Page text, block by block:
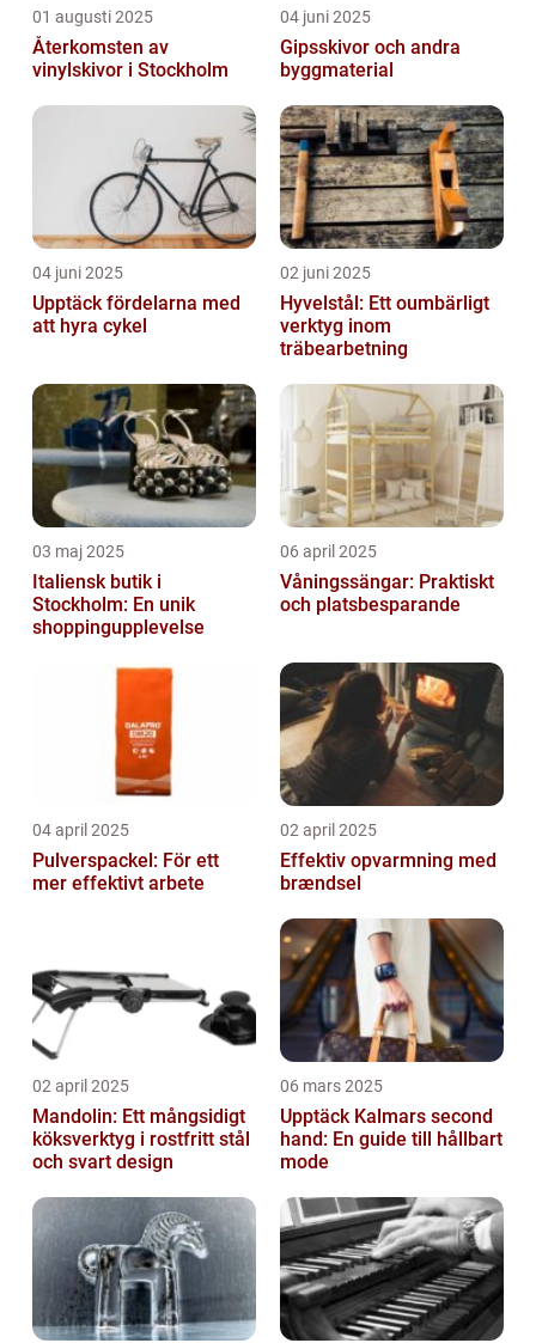
01 augusti 2025
Återkomsten av
vinylskivor i Stockholm
04 juni 2025
Gipsskivor och andra
byggmaterial
04 juni 2025
Upptäck fördelarna med
att hyra cykel
02 juni 2025
Hyvelstål: Ett oumbärligt
verktyg inom
träbearbetning
03 maj 2025
Italiensk butik i
Stockholm: En unik
shoppingupplevelse
06 april 2025
Våningssängar: Praktiskt
och platsbesparande
04 april 2025
Pulverspackel: För ett
mer effektivt arbete
02 april 2025
Effektiv opvarmning med
brændsel
02 april 2025
Mandolin: Ett mångsidigt
köksverktyg i rostfritt stål
och svart design
06 mars 2025
Upptäck Kalmars second
hand: En guide till hållbart
mode